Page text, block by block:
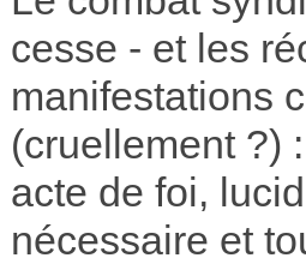
cesse - et les
manifestations
(cruellement ?)
acte de foi,
nécessaire et